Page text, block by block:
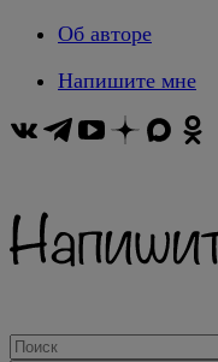
Об авторе
Напишите мне